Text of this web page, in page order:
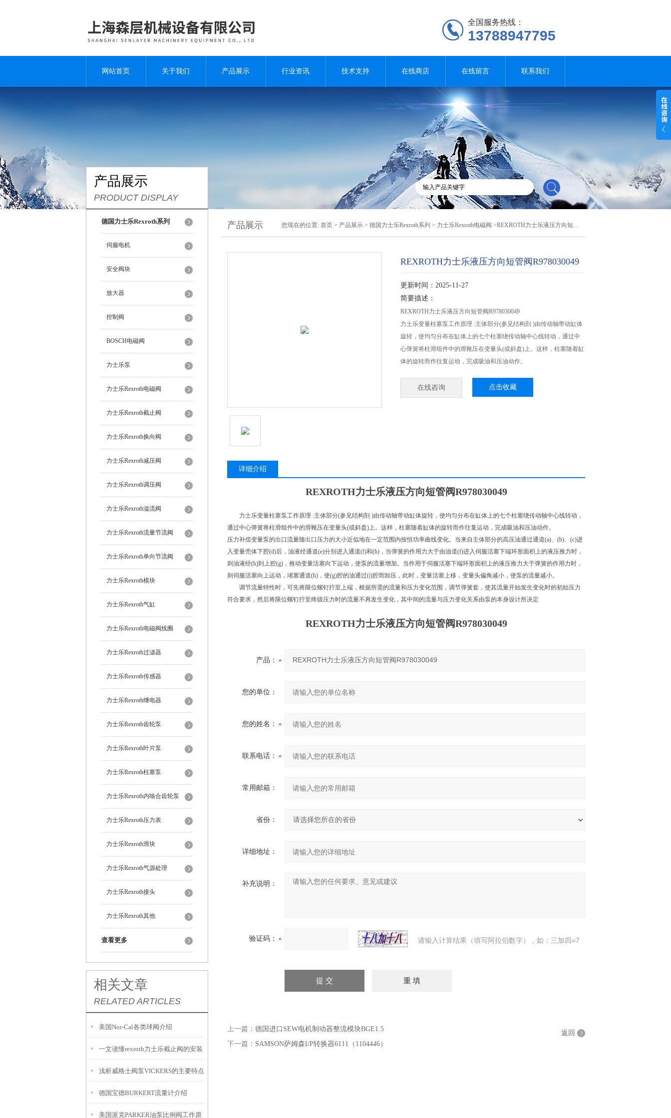
全国服务热线：
13788947795
网站首页 关于我们 产品展示 行业资讯 技术支持 在线商店 在线留言 联系我们
产品展示
PRODUCT DISPLAY
德国力士乐Rexroth系列
伺服电机
安全阀块
放大器
控制阀
BOSCH电磁阀
力士乐泵
力士乐Rexroth电磁阀
力士乐Rexroth截止阀
力士乐Rexroth换向阀
力士乐Rexroth减压阀
力士乐Rexroth调压阀
力士乐Rexroth溢流阀
力士乐Rexroth流量节流阀
力士乐Rexroth单向节流阀
力士乐Rexroth模块
力士乐Rexroth气缸
力士乐Rexroth电磁阀线圈
力士乐Rexroth过滤器
力士乐Rexroth传感器
力士乐Rexroth继电器
力士乐Rexroth齿轮泵
力士乐Rexroth叶片泵
力士乐Rexroth柱塞泵
力士乐Rexroth内啮合齿轮泵
力士乐Rexroth压力表
力士乐Rexroth滑块
力士乐Rexroth气源处理
力士乐Rexroth接头
力士乐Rexroth其他
查看更多
相关文章
RELATED ARTICLES
美国Nor-Cal各类球阀介绍
一文读懂rexroth力士乐截止阀的安装
步骤
浅析威格士阀泵VICKERS的主要特点
德国宝德BURKERT流量计介绍
美国派克PARKER油泵比例阀工作原
产品展示 您现在的位置: 首页 > 产品展示 > 德国力士乐Rexroth系列 > 力士乐Rexroth电磁阀 >REXROTH力士乐液压方向短管阀R978030049
REXROTH力士乐液压方向短管阀R978030049
更新时间：2025-11-27
简要描述：
REXROTH力士乐液压方向短管阀R978030049
力士乐变量柱塞泵工作原理 :主体部分(参见结构剖 )由传动轴带动缸体
旋转，使均匀分布在缸体上的七个柱塞绕传动轴中心线转动，通过中
心弹簧将柱滑组件中的滑靴压在变量头(或斜盘)上。这样，柱塞随着缸
体的旋转而作往复运动，完成吸油和压油动作。
在线咨询 点击收藏
详细介绍
REXROTH力士乐液压方向短管阀R978030049
力士乐变量柱塞泵工作原理 :主体部分(参见结构剖 )由传动轴带动缸体旋转，使均匀分布在缸体上的七个柱塞绕传动轴中心线转动，
通过中心弹簧将柱滑组件中的滑靴压在变量头(或斜盘)上。这样，柱塞随着缸体的旋转而作往复运动，完成吸油和压油动作。
压力补偿变量泵的出口流量随出口压力的大小近似地在一定范围内按恒功率曲线变化。当来自主体部分的高压油通过通道(a)、(b)、(c)进
入变量壳体下腔(d)后，油液经通道(e)分别进入通道(f)和(h)，当弹簧的作用力大于由油道(f)进入伺服活塞下端环形面积上的液压推力时，
则油液经(h)到上腔(g)，推动变量活塞向下运动，使泵的流量增加。当作用于伺服活塞下端环形面积上的液压推力大于弹簧的作用力时，
则伺服活塞向上运动，堵塞通道(h)，使(g)腔的油通过(i)腔而卸压，此时，变量活塞上移，变量头偏角减小，使泵的流量减小。
调节流量特性时，可先将限位螺钉拧至上端，根据所需的流量和压力变化范围，调节弹簧套，使其流量开始发生变化时的初始压力
符合要求，然后将限位螺钉拧至终级压力时的流量不再发生变化，其中间的流量与压力变化关系由泵的本身设计所决定
REXROTH力士乐液压方向短管阀R978030049
产品：
您的单位：
您的姓名：
联系电话：
常用邮箱：
省份：
详细地址：
补充说明：
验证码： 请输入计算结果（填写阿拉伯数字），如：三加四=7
上一篇： 德国进口SEW电机制动器整流模块BGE1.5
下一篇： SAMSON萨姆森I/P转换器6111（1104446）
返回